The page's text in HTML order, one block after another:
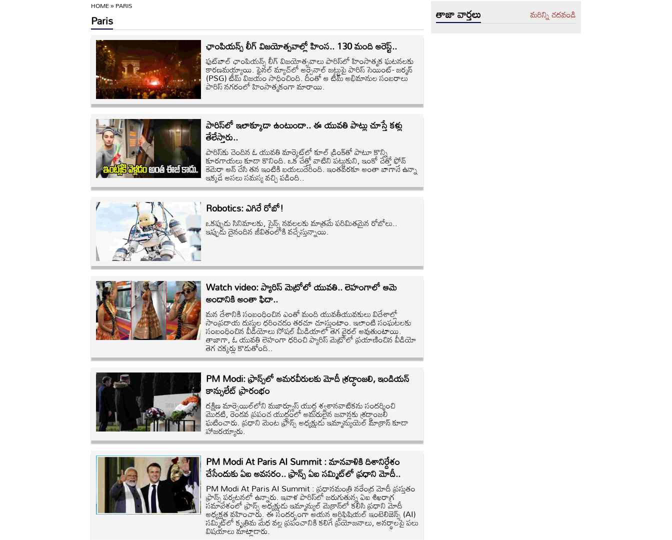
HOME»PARIS
Paris
ఛాంపియన్స్ లీగ్ విజయోత్సవాల్లో హింస.. 130 మంది అరెస్ట్..
ఫుట్‌బాల్ ఛాంపియన్స్ లీగ్ విజయోత్సవాలు పారిస్‌లో హింసాత్మక ఘటనలకు
కారణమయ్యాయి. ఫైనల్ మ్యాచ్‌లో అర్సెనాల్ జట్టుపై పారిస్ సెయింట్- జర్మన్
(PSG) టీమ్ విజయం సాధించింది. దీంతో ఆ టీమ్ అభిమానుల సంబరాలు
పారిస్ నగరంలో హింసాత్మకంగా మారాయి.
పారిస్‌లో ఇలాక్కూడా ఉంటుందా.. ఈ యువతి పాట్లు చూస్తే కళ్లు
తేలేస్తారు..
పారిస్‌కు చెందిన ఓ యువతి మార్కెట్‌లో కూల్ డ్రింక్‌తో పాటూ కొన్ని
కూరగాయలు కూడా కొనింది. ఒక చేత్తో వాటిని పట్టుకుని, ఇంకో చేత్తో ఫోన్
కెమెరా ఆన్ చేసి తన ఇంటికి బయలుదేరింది. ఇంతవరకూ అంతా బాగానే ఉన్నా
ఇక్కడే అసలు సమస్య వచ్చి పడింది..
Robotics: ఎగిరే రోబో!
ఒకప్పుడు సినిమాలకు, సైన్స్‌ నవలలకు మాత్రమే పరిమితమైన రోబోలు..
ఇప్పుడు దైనందిన జీవితంలోకి వచ్చేస్తున్నాయి.
Watch video: ప్యారిస్ మెట్రోలో యువతి.. లెహంగాలో ఆమె
అందానికి అంతా ఫిదా..
మన దేశానికి సంబంధించిన ఎంతో మంది యువతీయువకులు విదేశాల్లో
సాంప్రదాయ దుస్తుల ధరించడం తరచూ చూస్తుంటాం. ఇలాంటి సంఘటలకు
సంబంధించిన వీడియోలు సోషల్ మీడియాలో తెగ వైరల్ అవుతుంటాయి.
తాజాగా, ఓ యువతి లెహంగా ధరించి ప్యారిస్ మెట్రోలో ప్రయాణించిన వీడియో
తెగ చక్కర్లు కొడుతోంది..
PM Modi: ఫ్రాన్స్‌లో అమరవీరులకు మోదీ శ్రద్ధాంజలి, ఇండియన్
కాన్సులేట్ ప్రారంభం
దక్షిణ మార్సెయిల్‌లోని మజార్గ్యూస్ యుద్ధ శ్వశానవాటికను సందర్శించి
మొదటి, రెండవ ప్రపంచ యుద్ధంలో అమరులైన జవాన్లకు శ్రద్ధాంజలి
ఘటించారు. ప్రధాని మెంట ఫ్రాన్స్ అధ్యక్షుడు ఇమ్మాన్యుయెల్ మాక్రాన్‌ కూడా
హాజరయ్యారు.
PM Modi At Paris AI Summit : మానవాళికి దిశానిర్దేశం
చేసేందుకు ఏఐ అవసరం.. ఫ్రాన్స్ ఏఐ సమ్మిట్‌లో ప్రధాని మోదీ..
PM Modi At Paris AI Summit : ప్రధానమంత్రి నరేంద్ర మోదీ ప్రస్తుతం
ఫ్రాన్స్ పర్యటనలో ఉన్నారు. ఇవాళ పారిస్‌లో జరుగుతున్న ఏఐ శిఖరాగ్ర
సమావేశంలో ఫ్రాన్స్ అధ్యక్షుడు ఇమ్మాన్యుల్ మెక్రాన్‍‌లో కలిసి ప్రధాని మోదీ
అధ్యక్షత వహించారు. ఈ సందర్భంగా ఆయన ఆర్టిఫిషియల్ ఇంటెలిజెన్స్ (AI)
సమ్మిట్‌లో కృత్రిమ మేధ వల్ల ప్రపంచానికి కలిగే ప్రయోజనాలు, అనర్థాలపై పలు
విషయాలు మాట్లాడారు.
తాజా వార్తలు మరిన్ని చదవండి